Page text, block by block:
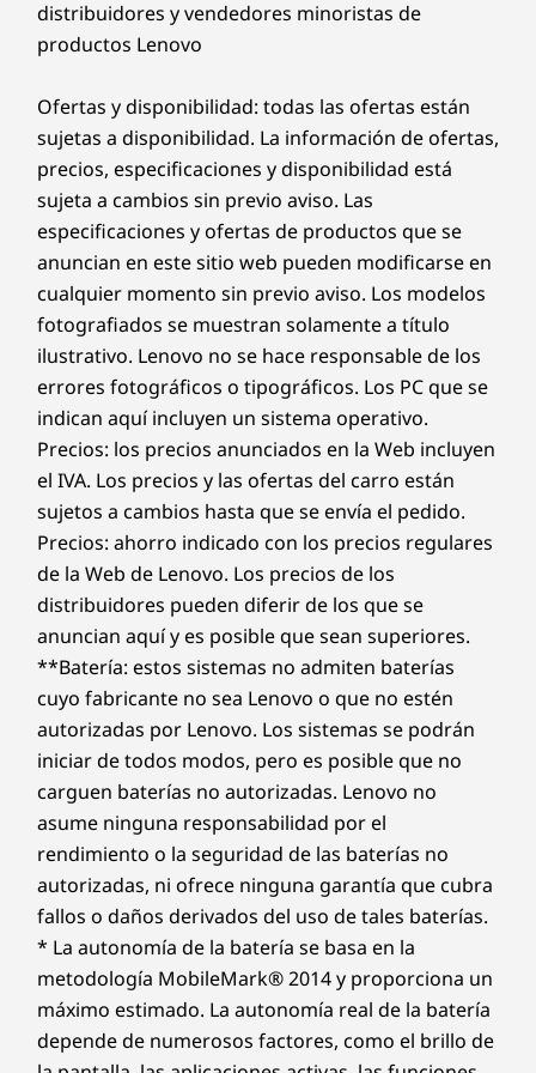
proyectos, mientras que Intel.
Da rienda suelta a la brillantez en una
pantalla OLED de 16"
Unleash Brilliance on
a 16" OLED Display
Explora una pantalla OLED de 2,8 K de 16" con
formato 16:10 y una tasa de actualización
variable de 30-120 Hz. Además, es cómoda
para la vista con la certificación TÜV, para que
puedas ver series seguidas, jugar o crear sin
forzar tanto la vista. Verás aparecer tus ideas
en pantalla vívidamente, ya sea para estudiar o
por diversión.
DISEÑO
Dimensiones (alto × ancho × fondo)
No táctil: 15,95-17,9 mm por 356 mm x 250 mm /
0,63"-0,70" x 14,02" x 9,84"
Táctil: 16,5-18,5 mm x 356 mm x 250 mm / 0,65"-0,73" x
14,02" x 9,84"
Peso
A partir de 1,71 kg
Teclado
Retroiluminado
Recorrido de teclas de 1,5 mm
Touchpad de vidrio de 135 x 80
Colores
Luna Grey
Frost Blue
SOSTENIBILIDAD
Material
Metal
Opcional: cubierta reciclada en un 50 %
Certificaciones y registros
MIL-STD-810H
EPEAT® Gold, cuando proceda*
ENERGY STAR®8.0
Certificación TÜV Rheinland de baja emisión de luz
azul (hardware y software)
Eyesafe®
Prepárate para embarcarte en un viaje electrizante
tienes el control, no importa en qué parte del mundo
te encuentres. Localiza, bloquea, protege y recupera tu
PC robado a tus órdenes. AñadeLenovo Smart
Performancey prepárate para un emocionante
aumento en el rendimiento diario de tu PC. Disfruta de
una experiencia online fluida y fortalece tus defensas.
Este es el futuro de la excelencia y la seguridad del PC
para tu nuevo dispositivo Lenovo.
Actualiza la garantía de tu portátil
En Lenovo, todos los portátiles vienen con una garantía
de la batería de un año, independientemente de la
garantía de tu ordenador. Pero aquí está el verdadero
cambio revolucionario: ofrecemos unaSealed Battery
Warranty de tres añosen algunos PC. Disfruta de tres
años de batería con una autonomía sin problemas al
comprar esta actualización con tu dispositivo o durante
el período de garantía de la batería original de un año
(si tu batería está en buen estado). Y lo que es mejor,
tienes cubierto un cambio de batería en caso de sufrir
contratiempos. Mejora tu experiencia con la opción de
actualizar al On-site Service. En Lenovo, la excelencia
reside allí donde el rendimiento y la protección del
portátil se unen.
distribuidores y vendedores minoristas de
productos Lenovo
Ofertas y disponibilidad: todas las ofertas están
sujetas a disponibilidad. La información de ofertas,
precios, especificaciones y disponibilidad está
sujeta a cambios sin previo aviso. Las
especificaciones y ofertas de productos que se
anuncian en este sitio web pueden modificarse en
cualquier momento sin previo aviso. Los modelos
fotografiados se muestran solamente a título
ilustrativo. Lenovo no se hace responsable de los
errores fotográficos o tipográficos. Los PC que se
indican aquí incluyen un sistema operativo.
Precios: los precios anunciados en la Web incluyen
el IVA. Los precios y las ofertas del carro están
sujetos a cambios hasta que se envía el pedido.
Precios: ahorro indicado con los precios regulares
de la Web de Lenovo. Los precios de los
distribuidores pueden diferir de los que se
anuncian aquí y es posible que sean superiores.
**Batería: estos sistemas no admiten baterías
cuyo fabricante no sea Lenovo o que no estén
autorizadas por Lenovo. Los sistemas se podrán
iniciar de todos modos, pero es posible que no
carguen baterías no autorizadas. Lenovo no
asume ninguna responsabilidad por el
rendimiento o la seguridad de las baterías no
autorizadas, ni ofrece ninguna garantía que cubra
fallos o daños derivados del uso de tales baterías.
* La autonomía de la batería se basa en la
metodología MobileMark® 2014 y proporciona un
máximo estimado. La autonomía real de la batería
depende de numerosos factores, como el brillo de